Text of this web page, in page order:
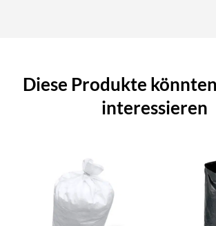
Diese Produkte
interessieren